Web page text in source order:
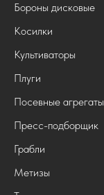
Бороны дисковые
Косилки
Культиваторы
Плуги
Посевные агрегаты
Пресс-подборщик
Грабли
Метизы